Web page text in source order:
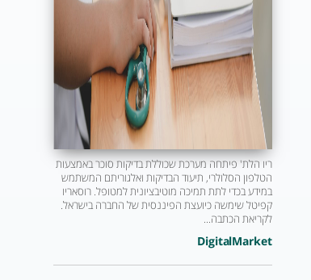
ריו הלת' פיתחה מערכת שכוללת בדיקות סוכר באמצעות
הטלפון הסלולרי, תיעוד הבדיקות ואלגוריתם המשתמש
במידע בכדי לתת תמיכה מוטיבציונית למטופל. רוסאריו
קפיטל שימשה כיועצת הפיננסית של החברה בישראל.
לקריאת הכתבה...
DigitalMarket